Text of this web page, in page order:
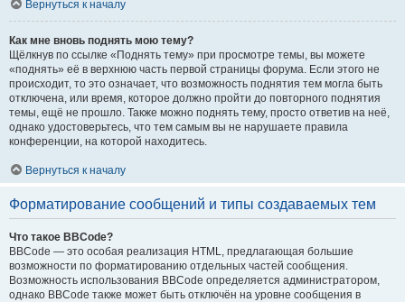
Вернуться к началу
Как мне вновь поднять мою тему?
Щёлкнув по ссылке «Поднять тему» при просмотре темы, вы можете
«поднять» её в верхнюю часть первой страницы форума. Если этого не
происходит, то это означает, что возможность поднятия тем могла быть
отключена, или время, которое должно пройти до повторного поднятия
темы, ещё не прошло. Также можно поднять тему, просто ответив на неё,
однако удостоверьтесь, что тем самым вы не нарушаете правила
конференции, на которой находитесь.
Вернуться к началу
Форматирование сообщений и типы создаваемых тем
Что такое BBCode?
BBCode — это особая реализация HTML, предлагающая большие
возможности по форматированию отдельных частей сообщения.
Возможность использования BBCode определяется администратором,
однако BBCode также может быть отключён на уровне сообщения в